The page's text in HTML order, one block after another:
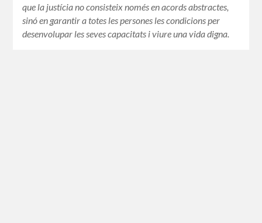
que la justícia no consisteix només en acords abstractes,
sinó en garantir a totes les persones les condicions per
desenvolupar les seves capacitats i viure una vida digna.